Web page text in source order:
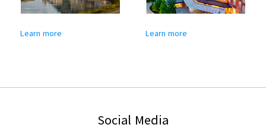
Learn more Learn more
Social Media